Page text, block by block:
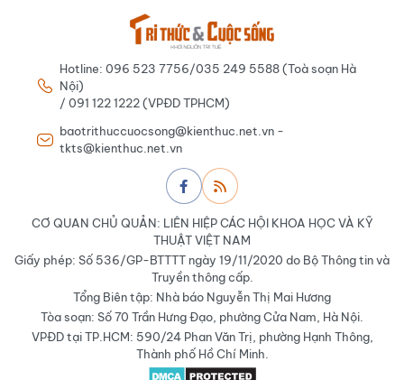
Hotline: 096 523 7756/035 249 5588 (Toà soạn Hà
Nội)
/ 091 122 1222 (VPĐD TPHCM)
baotrithuccuocsong@kienthuc.net.vn -
tkts@kienthuc.net.vn
CƠ QUAN CHỦ QUẢN: LIÊN HIỆP CÁC HỘI KHOA HỌC VÀ KỸ
THUẬT VIỆT NAM
Giấy phép: Số 536/GP-BTTTT ngày 19/11/2020 do Bộ Thông tin và
Truyền thông cấp.
Tổng Biên tập: Nhà báo Nguyễn Thị Mai Hương
Tòa soạn: Số 70 Trần Hưng Đạo, phường Cửa Nam, Hà Nội.
VPĐD tại TP.HCM: 590/24 Phan Văn Trị, phường Hạnh Thông,
Thành phố Hồ Chí Minh.